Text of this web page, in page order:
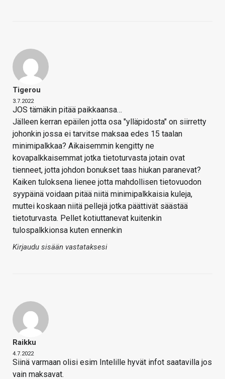
Tigerou
3.7.2022
JOS tämäkin pitää paikkaansa…
Jälleen kerran epäilen jotta osa "ylläpidosta" on siirretty
johonkin jossa ei tarvitse maksaa edes 15 taalan
minimipalkkaa? Aikaisemmin kengitty ne
kovapalkkaisemmat jotka tietoturvasta jotain ovat
tienneet, jotta johdon bonukset taas hiukan paranevat?
Kaiken tuloksena lienee jotta mahdollisen tietovuodon
syypäinä voidaan pitää niitä minimipalkkaisia kuleja,
muttei koskaan niitä pellejä jotka päättivät säästää
tietoturvasta. Pellet kotiuttanevat kuitenkin
tulospalkkionsa kuten ennenkin
Kirjaudu sisään vastataksesi
Raikku
4.7.2022
Siinä varmaan olisi esim Intelille hyvät infot saatavilla jos
vain maksavat.